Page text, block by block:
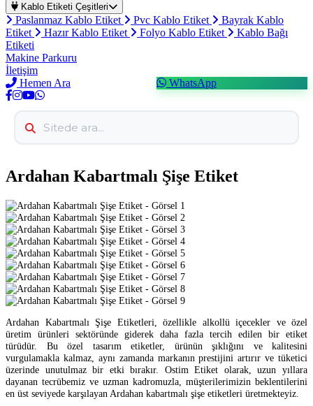
Kablo Etiketi Çeşitleri
Paslanmaz Kablo Etiket Pvc Kablo Etiket
Bayrak Kablo
Etiket
Hazır Kablo Etiket Folyo Kablo Etiket
Kablo Bağı
Etiketi
Makine Parkuru
İletişim
Hemen Ara
WhatsApp
Ardahan Kabartmalı Şişe Etiket
Ardahan Kabartmalı Şişe Etiketleri, özellikle alkollü içecekler ve özel
üretim ürünleri sektöründe giderek daha fazla tercih edilen bir etiket
türüdür. Bu özel tasarım etiketler, ürünün şıklığını ve kalitesini
vurgulamakla kalmaz, aynı zamanda markanın prestijini artırır ve tüketici
üzerinde unutulmaz bir etki bırakır. Ostim Etiket olarak, uzun yıllara
dayanan tecrübemiz ve uzman kadromuzla, müşterilerimizin beklentilerini
en üst seviyede karşılayan Ardahan kabartmalı şişe etiketleri üretmekteyiz.